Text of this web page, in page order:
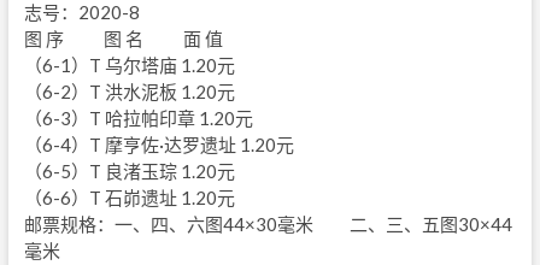
志号：2020-8
图 序 图 名 面 值
（6-1）T 乌尔塔庙 1.20元
（6-2）T 洪水泥板 1.20元
（6-3）T 哈拉帕印章 1.20元
（6-4）T 摩亨佐·达罗遗址 1.20元
（6-5）T 良渚玉琮 1.20元
（6-6）T 石峁遗址 1.20元
邮票规格：一、四、六图44×30毫米 二、三、五图30×44
毫米